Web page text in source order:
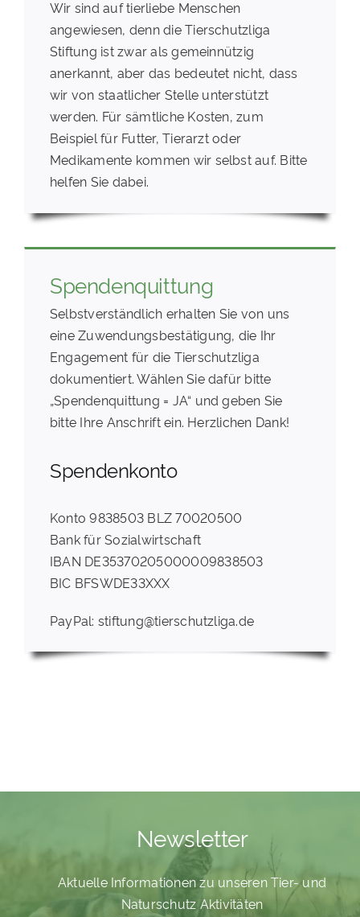
Wir sind auf tierliebe Menschen
angewiesen, denn die Tierschutzliga
Stiftung ist zwar als gemeinnützig
anerkannt, aber das bedeutet nicht, dass
wir von staatlicher Stelle unterstützt
werden. Für sämtliche Kosten, zum
Beispiel für Futter, Tierarzt oder
Medikamente kommen wir selbst auf. Bitte
helfen Sie dabei.
Spendenquittung
Selbstverständlich erhalten Sie von uns
eine Zuwendungsbestätigung, die Ihr
Engagement für die Tierschutzliga
dokumentiert. Wählen Sie dafür bitte
„Spendenquittung = JA“ und geben Sie
bitte Ihre Anschrift ein. Herzlichen Dank!
Spendenkonto
Konto 9838503 BLZ 70020500
Bank für Sozialwirtschaft
IBAN DE35370205000009838503
BIC BFSWDE33XXX
PayPal: stiftung@tierschutzliga.de
Newsletter
Aktuelle Informationen zu unseren Tier- und
Naturschutz Aktivitäten